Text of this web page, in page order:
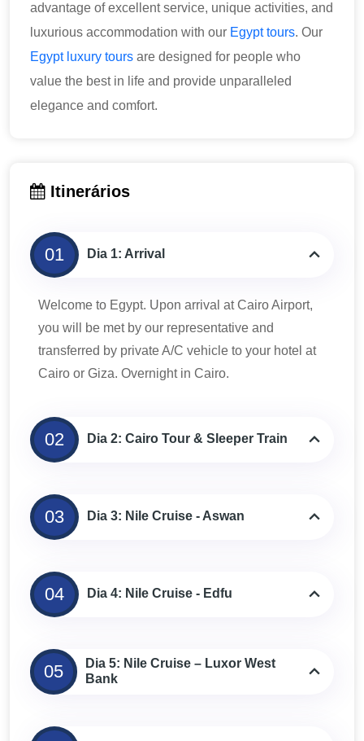
advantage of excellent service, unique activities, and
luxurious accommodation with our Egypt tours. Our
Egypt luxury tours are designed for people who
value the best in life and provide unparalleled
elegance and comfort.
Itinerários
01 Dia 1: Arrival
Welcome to Egypt. Upon arrival at Cairo Airport,
you will be met by our representative and
transferred by private A/C vehicle to your hotel at
Cairo or Giza. Overnight in Cairo.
02 Dia 2: Cairo Tour & Sleeper Train
03 Dia 3: Nile Cruise - Aswan
04 Dia 4: Nile Cruise - Edfu
05
Dia 5: Nile Cruise – Luxor West
Bank